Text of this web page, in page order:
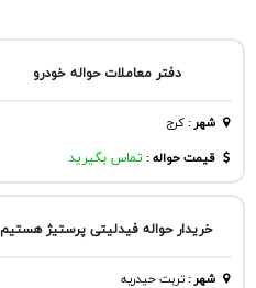
دفتر معاملات حواله خودرو
شهر:كرج
قیمت حواله : تماس بگیرید
خریدار حواله فیدلیتی پرستیژ هستیم
شهر:تربت حيدريه